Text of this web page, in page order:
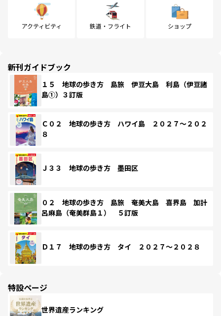
アクティビティ 鉄道・フライト ショップ
新刊ガイドブック
１５ 地球の歩き方 島旅 伊豆大島 利島（伊豆諸
島①）３訂版
Ｃ０２ 地球の歩き方 ハワイ島 ２０２７～２０２
８
Ｊ３３ 地球の歩き方 墨田区
０２ 地球の歩き方 島旅 奄美大島 喜界島 加計
呂麻島（奄美群島１） ５訂版
Ｄ１７ 地球の歩き方 タイ ２０２７～２０２８
特設ページ
世界遺産ランキング